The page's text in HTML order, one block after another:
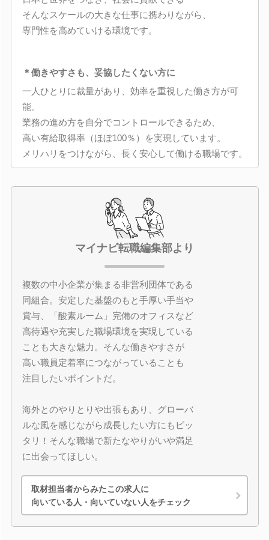
そんなスケールの大きな仕事に携わりながら、
専門性を高めていける環境です。
＊働きやすさも、妥協したくない方に
一人ひとりに裁量があり、効率を重視した働き方が可
能。
業務の進め方を自分でコントロールできるため、
高い有給取得率（ほぼ100％）を実現しています。
メリハリをつけながら、長く安心して働ける職場です。
マイナビ転職編集部より
複数の中小企業が集まる非営利団体である
同組合。安定した基盤のもと手厚い手当や
賞与、「酸素ルーム」完備のオフィスなど
高待遇や充実した職場環境を実現している
ことも大きな魅力。そんな働きやすさが
高い職員定着率につながっていることも
注目したいポイントだ。
海外とのやりとりや出張もあり、グローバ
ルな風を感じながら成長したい方にもピッ
タリ！そんな職場で新たなやりがいや満足
に出会ってほしい。
取材担当者からみたこの求人に
向いている人・向いていない人をチェック